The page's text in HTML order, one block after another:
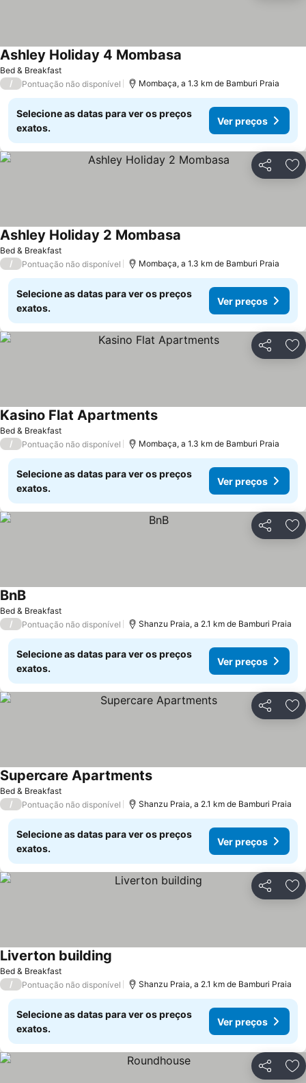
Bed & Breakfast
Ashley Holiday 4 Mombasa
/ Pontuação não disponível Mombaça, a 1.3 km de Bamburi Praia
Selecione as datas para ver os preços
exatos.
Ver preços
Partilhar
Bed & Breakfast
Ashley Holiday 2 Mombasa
/ Pontuação não disponível Mombaça, a 1.3 km de Bamburi Praia
Selecione as datas para ver os preços
exatos.
Ver preços
Partilhar
Bed & Breakfast
Kasino Flat Apartments
/ Pontuação não disponível Mombaça, a 1.3 km de Bamburi Praia
Selecione as datas para ver os preços
exatos.
Ver preços
Partilhar
Bed & Breakfast
BnB
/ Pontuação não disponível Shanzu Praia, a 2.1 km de Bamburi Praia
Selecione as datas para ver os preços
exatos.
Ver preços
Partilhar
Bed & Breakfast
Supercare Apartments
/ Pontuação não disponível Shanzu Praia, a 2.1 km de Bamburi Praia
Selecione as datas para ver os preços
exatos.
Ver preços
Partilhar
Bed & Breakfast
Liverton building
/ Pontuação não disponível Shanzu Praia, a 2.1 km de Bamburi Praia
Selecione as datas para ver os preços
exatos.
Ver preços
Partilhar